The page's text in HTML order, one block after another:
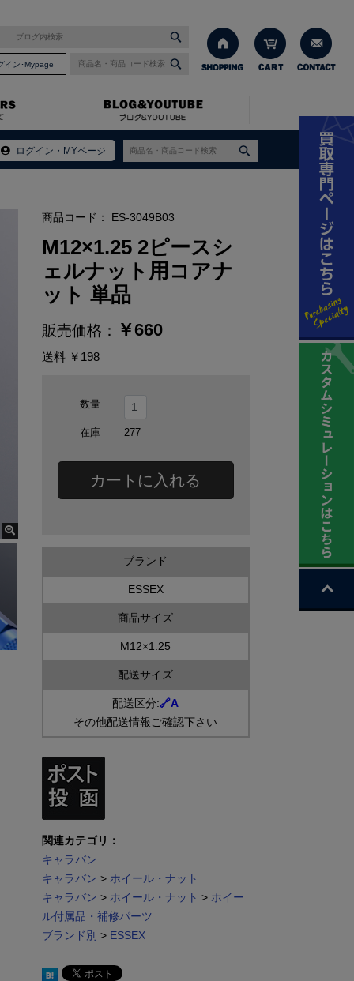
イン･Mypage
ログイン・MYページ
商品コード： ES-3049B03
M12×1.25 2ピースシ
ェルナット用コアナ
ット 単品
販売価格： ￥660
送料 ￥198
数量
在庫 277
カートに入れる
ブランド
ESSEX
商品サイズ
M12×1.25
配送サイズ
配送区分:🔗A
その他配送情報ご確認下さい
関連カテゴリ：
キャラバン
キャラバン > ホイール・ナット
キャラバン > ホイール・ナット > ホイー
ル付属品・補修パーツ
ブランド別 > ESSEX